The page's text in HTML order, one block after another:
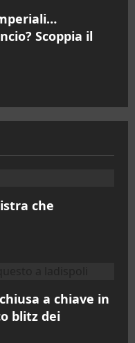
Scoppia il
che
a chiave in
blitz dei